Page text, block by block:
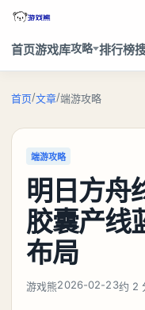
首页游戏库攻略 排行榜
首页/文章/端游攻略
端游攻略
明日方舟
胶囊产线
布局
游戏熊2026-02-23约 2